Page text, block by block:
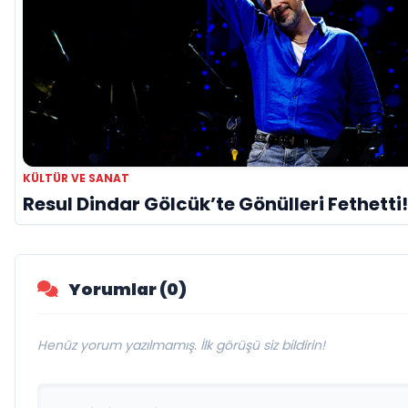
KÜLTÜR VE SANAT
Resul Dindar Gölcük’te Gönülleri Fethetti!
Yorumlar (0)
Henüz yorum yazılmamış. İlk görüşü siz bildirin!